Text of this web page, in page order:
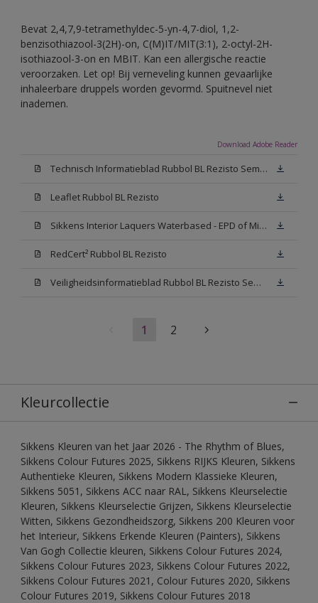
Bevat 2,4,7,9-tetramethyldec-5-yn-4,7-diol, 1,2-
benzisothiazool-3(2H)-on, C(M)IT/MIT(3:1), 2-octyl-2H-
isothiazool-3-on en MBIT. Kan een allergische reactie
veroorzaken. Let op! Bij verneveling kunnen gevaarlijke
inhaleerbare druppels worden gevormd. Spuitnevel niet
inademen.
Download Adobe Reader
Technisch Informatieblad Rubbol BL Rezisto Semi-Gloss (New Livery) (PDF)
Leaflet Rubbol BL Rezisto
Sikkens Interior Laquers Waterbased - EPD of Milieuproductverklaring
RedCert² Rubbol BL Rezisto
Veiligheidsinformatieblad Rubbol BL Rezisto Semi-Gloss N00 (MSDS)
1 2
Kleurcollectie
Sikkens Kleuren van het Jaar 2026 - The Rhythm of Blues,
Sikkens Colour Futures 2025, Sikkens RIJKS Kleuren, Sikkens
Authentieke Kleuren, Sikkens Modern Klassieke Kleuren,
Sikkens 5051, Sikkens ACC naar RAL, Sikkens Kleurselectie
Kleuren, Sikkens Kleurselectie Grijzen, Sikkens Kleurselectie
Witten, Sikkens Gezondheidszorg, Sikkens 200 Kleuren voor
het Interieur, Sikkens Erkende Kleuren (Painters), Sikkens
Van Gogh Collectie kleuren, Sikkens Colour Futures 2024,
Sikkens Colour Futures 2023, Sikkens Colour Futures 2022,
Sikkens Colour Futures 2021, Colour Futures 2020, Sikkens
Colour Futures 2019, Sikkens Colour Futures 2018